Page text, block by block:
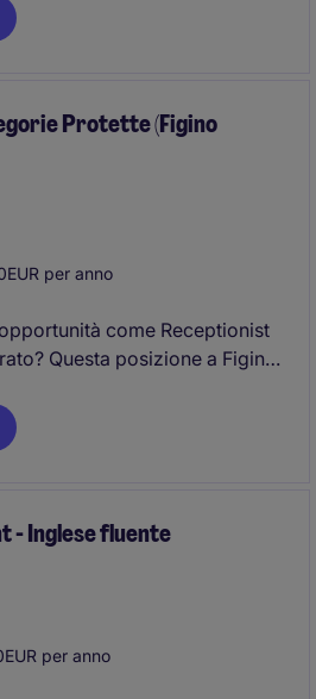
Protette (Figino
per anno
come Receptionist
Questa posizione a Figino
segretariale e
- Inglese fluente
per anno